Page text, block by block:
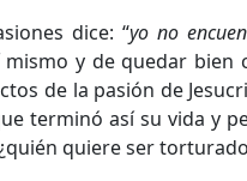
dice: “yo no
y de quedar bien
de la pasión de
terminó así su vida y
quiere ser